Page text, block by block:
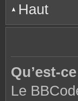
Haut
Qu’est-
Le